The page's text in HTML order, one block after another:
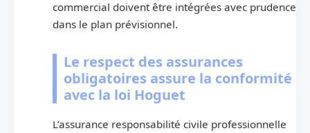
commercial doivent être intégrées avec prudence
dans le plan prévisionnel.
Le respect des assurances
obligatoires assure la conformité
avec la loi Hoguet
L’assurance responsabilité civile professionnelle